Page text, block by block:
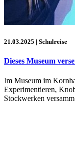
21.03.2025 | Schulreise
Dieses Museum
Im Museum im
Experimentieren,
Stockwerken